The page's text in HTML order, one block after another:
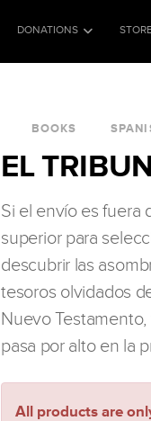
DONATIONS
BOOKS
EL
Si el envío es fuera
superior para
descubrir las
tesoros olvidados
Nuevo
pasa por alto en la
All products are